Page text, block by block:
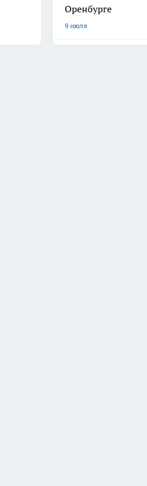
Оренбурге
9 июля